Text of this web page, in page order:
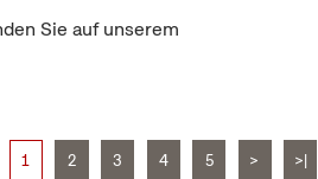
Sie auf unserem
1 2 3 4 5 > >|